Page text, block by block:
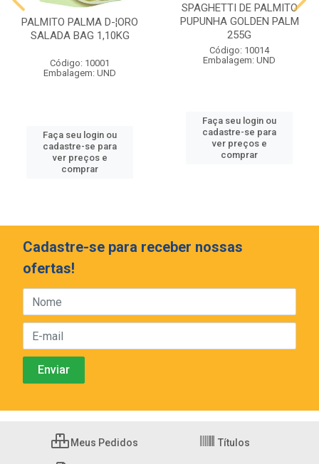
PALMITO PALMA D-¦ORO
SALADA BAG 1,10KG
Código: 10001
Embalagem: UND
Faça seu login ou
cadastre-se para
ver preços e
comprar
SPAGHETTI DE PALMITO
PUPUNHA GOLDEN PALM
255G
Código: 10014
Embalagem: UND
Faça seu login ou
cadastre-se para
ver preços e
comprar
Cadastre-se para receber nossas
ofertas!
Meus Pedidos Títulos